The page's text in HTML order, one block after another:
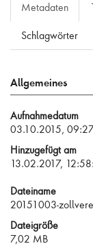
Metadaten
Schlagwörter
Allgemeines
Aufnahmedatum
03.10.2015,
Hinzugefügt am
13.02.2017,
Dateiname
20151003-
Dateigröße
7,02 MB